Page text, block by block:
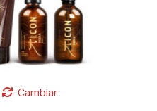
Cambiar